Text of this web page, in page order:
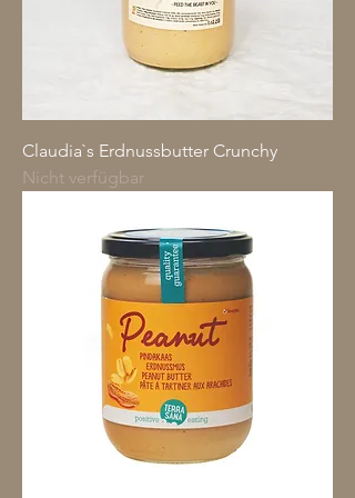
Claudia`s Erdnussbutter Crunchy
Nicht verfügbar